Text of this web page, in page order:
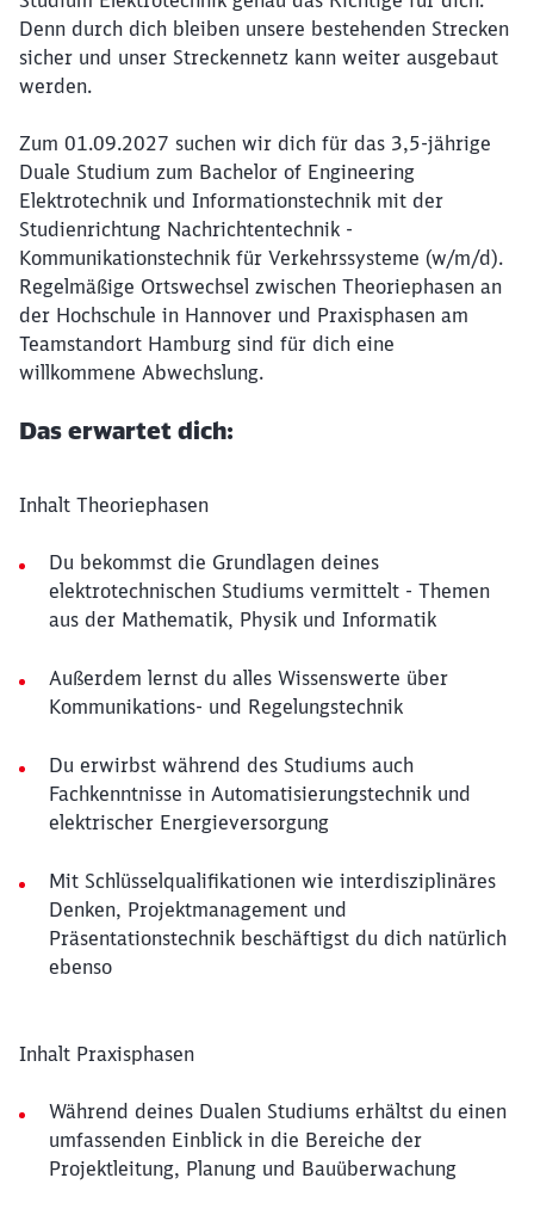
Denn durch dich bleiben unsere bestehenden Strecken
sicher und unser Streckennetz kann weiter ausgebaut
werden.
Zum 01.09.2027 suchen wir dich für das 3,5-jährige
Duale Studium zum Bachelor of Engineering
Elektrotechnik und Informationstechnik mit der
Studienrichtung Nachrichtentechnik -
Kommunikationstechnik für Verkehrssysteme (w/m/d).
Regelmäßige Ortswechsel zwischen Theoriephasen an
der Hochschule in Hannover und Praxisphasen am
Teamstandort Hamburg sind für dich eine
willkommene Abwechslung.
Das erwartet dich:
Inhalt Theoriephasen
Du bekommst die Grundlagen deines
elektrotechnischen Studiums vermittelt - Themen
aus der Mathematik, Physik und Informatik
Außerdem lernst du alles Wissenswerte über
Kommunikations- und Regelungstechnik
Du erwirbst während des Studiums auch
Fachkenntnisse in Automatisierungstechnik und
elektrischer Energieversorgung
Mit Schlüsselqualifikationen wie interdisziplinäres
Denken, Projektmanagement und
Präsentationstechnik beschäftigst du dich natürlich
ebenso
Inhalt Praxisphasen
Während deines Dualen Studiums erhältst du einen
umfassenden Einblick in die Bereiche der
Projektleitung, Planung und Bauüberwachung